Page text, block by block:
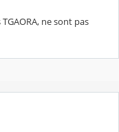
ne sont pas